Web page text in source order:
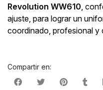
Revolution WW610 ,
ajuste, para lograr un
coordinado, profesional y
Compartir en: